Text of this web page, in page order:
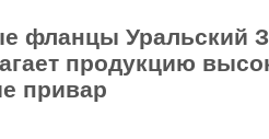
фланцы Уральский
продукцию
привар